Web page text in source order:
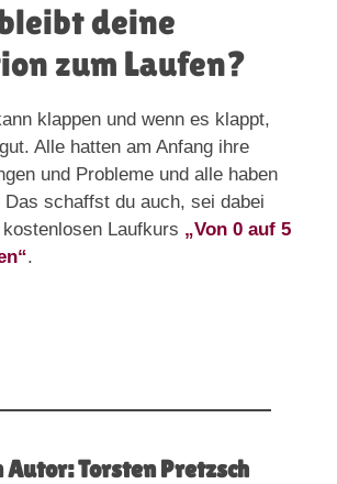
deine
zum Laufen?
klappen und wenn es klappt,
Alle hatten am Anfang ihre
und Probleme und alle haben
schaffst du auch, sei dabei
Laufkurs „Von 0 auf 5
.
Autor: Torsten Pretzsch